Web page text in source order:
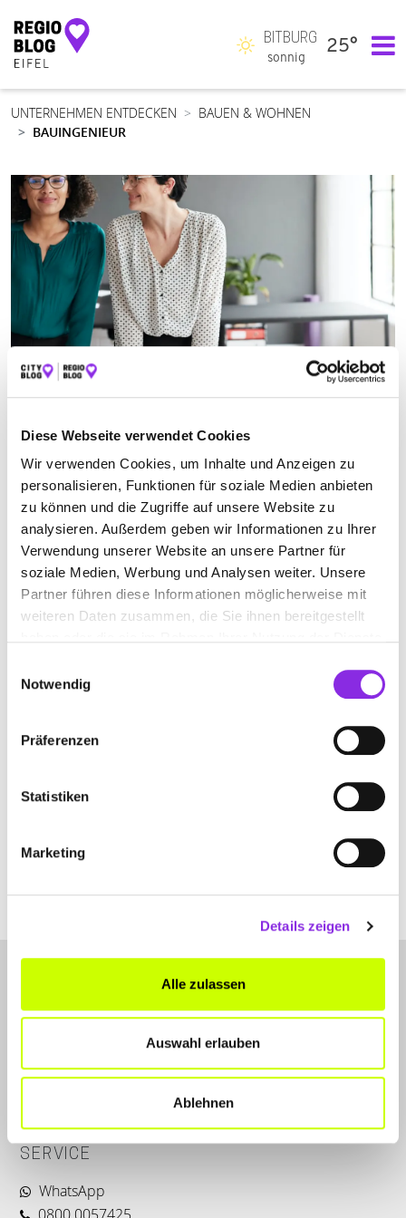
Diese Webseite verwendet Cookies
Wir verwenden Cookies, um Inhalte und Anzeigen zu
personalisieren, Funktionen für soziale Medien anbieten
zu können und die Zugriffe auf unsere Website zu
analysieren. Außerdem geben wir Informationen zu Ihrer
Verwendung unserer Website an unsere Partner für
soziale Medien, Werbung und Analysen weiter. Unsere
Partner führen diese Informationen möglicherweise mit
weiteren Daten zusammen, die Sie ihnen bereitgestellt
Notwendig
Präferenzen
Statistiken
Marketing
Details zeigen
Alle zulassen
Auswahl erlauben
Ablehnen
Hauptnavigation
BITBURG
sonnig
25°
UNTERNEHMEN ENTDECKEN
BAUEN & WOHNEN
BAUINGENIEUR
BAUINGENIEUR
Suchen nach
Finden
SIRE-CON INGENIEURBÜRO THOMAS
Hauptstraße 16
Kontakt
SERVICE
WhatsApp